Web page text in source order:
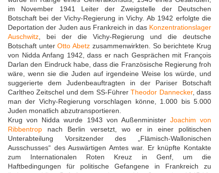
im November 1941 Leiter der Zweigstelle der Deutschen
Botschaft bei der Vichy-Regierung in Vichy. Ab 1942 erfolgte die
Deportation der Juden aus Frankreich in das Konzentrationslager
Auschwitz , bei der die Vichy-Regierung und die deutsche
Botschaft unterOtto Abetz zusammenwirkten. So berichtete Krug
von Nidda Anfang 1942, dass er nach Gesprächen mit François
Darlan den Eindruck habe, dass die Französische Regierung froh
wäre, wenn sie die Juden auf irgendeine Weise los würde, und
suggerierte dem Judenbeauftragten in der Pariser Botschaft
Carltheo Zeitschel und dem SS-FührerTheodor Dannecker, dass
man der Vichy-Regierung vorschlagen könne, 1.000 bis 5.000
Juden monatlich abzutransportieren.
Krug von Nidda wurde 1943 von Außenminister Joachim von
Ribbentrop nach Berlin versetzt, wo er in einer politischen
Unterabteilung Vorsitzender des „Flämisch-Wallonischen
Ausschusses“ des Auswärtigen Amtes war. Er knüpfte Kontakte
zum Internationalen Roten Kreuz in Genf, um die
Haftbedingungen für politische Gefangene in Frankreich zu